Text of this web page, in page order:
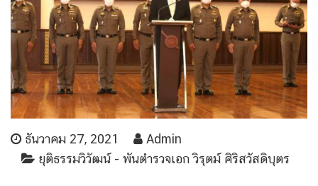
ธันวาคม 27, 2021
Admin
ยุติธรรมวิวัฒน์ - พันตำรวจเอก วิรุตม์ ศิริสวัสดิบุตร